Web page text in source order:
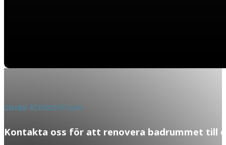
Kontakta oss för att renovera badrummet till
SNABB ÅTERKOPPLING